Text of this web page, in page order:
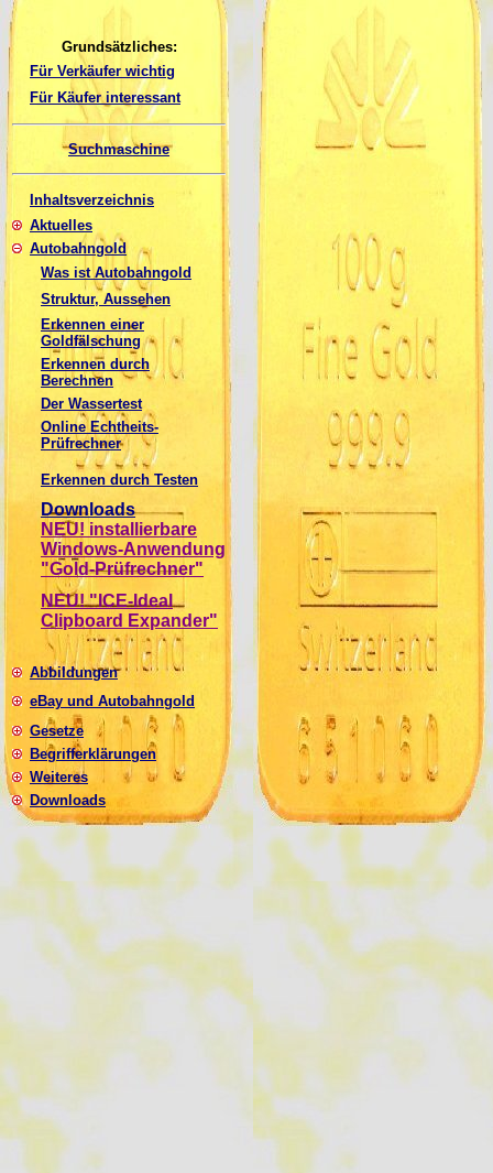
Grundsätzliches:
Für Verkäufer wichtig
Für Käufer interessant
Suchmaschine
Inhaltsverzeichnis
Aktuelles
Autobahngold
Was ist Autobahngold
Struktur, Aussehen
Erkennen einer
Goldfälschung
Erkennen durch
Berechnen
Der Wassertest
Online Echtheits-
Prüfrechner
Erkennen durch Testen
Downloads
NEU! installierbare
Windows-Anwendung
"Gold-Prüfrechner"
NEU! "ICE-Ideal
Clipboard Expander"
Abbildungen
eBay und Autobahngold
Gesetze
Begrifferklärungen
Weiteres
Downloads